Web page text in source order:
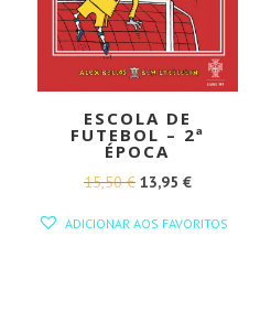
ESCOLA DE
FUTEBOL – 2ª
ÉPOCA
15,50€ O
13,95 €O
ADICIONAR AOS FAVORITOS